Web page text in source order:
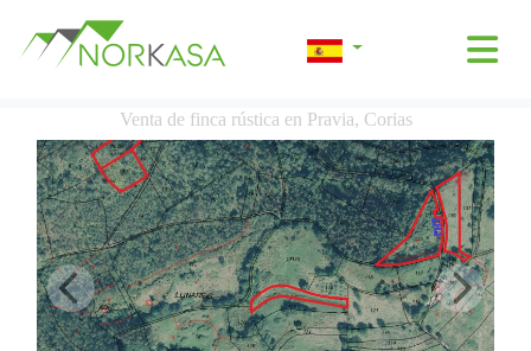
Venta de finca rústica en Pravia, Corias